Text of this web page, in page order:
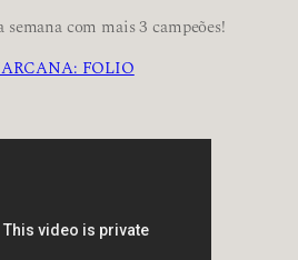
com mais 3 campeões!
FOLIO